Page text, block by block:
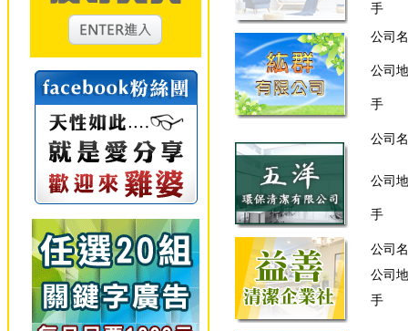
手
公司
公司
手
公司
公司
手
公司
公司
手